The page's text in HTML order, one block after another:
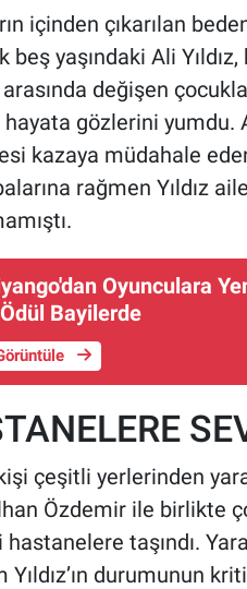
içinden çıkarılan
beş yaşındaki Ali
arasında değişen
gözlerini yumdu.
kazaya müdahale
rağmen Yıldız
Oyunculara
Bayilerde
çeşitli yerlerinden
Özdemir ile birlikte
hastanelere taşındı.
durumunun